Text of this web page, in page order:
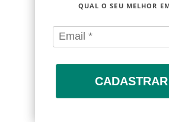
QUAL O SEU MELHOR
CADASTRAR